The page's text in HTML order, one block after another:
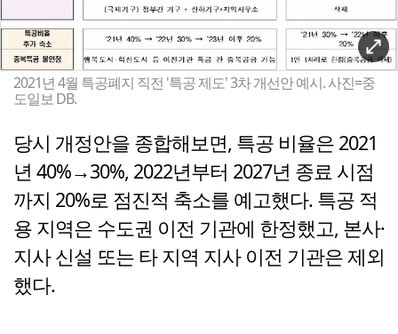
2021년 4월 특공폐지 직전 '특공 제도' 3차 개선안 예시. 사진=중
도일보 DB.
당시 개정안을 종합해보면, 특공 비율은 2021
년 40%→30%, 2022년부터 2027년 종료 시점
까지 20%로 점진적 축소를 예고했다. 특공 적
용 지역은 수도권 이전 기관에 한정했고, 본사·
지사 신설 또는 타 지역 지사 이전 기관은 제외
했다.